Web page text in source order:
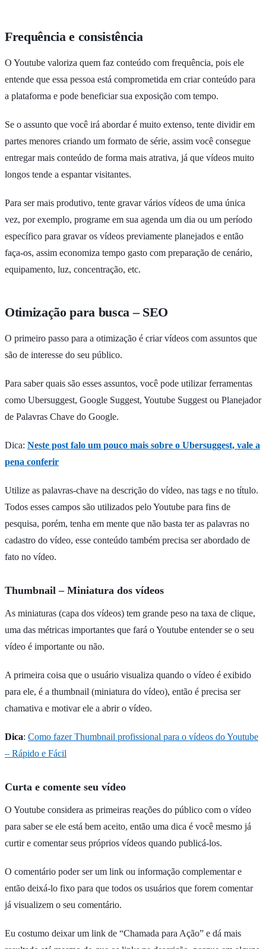
Frequência e consistência
O Youtube valoriza quem faz conteúdo com frequência, pois ele
entende que essa pessoa está comprometida em criar conteúdo para
a plataforma e pode beneficiar sua exposição com tempo.
Se o assunto que você irá abordar é muito extenso, tente dividir em
partes menores criando um formato de série, assim você consegue
entregar mais conteúdo de forma mais atrativa, já que vídeos muito
longos tende a espantar visitantes.
Para ser mais produtivo, tente gravar vários vídeos de uma única
vez, por exemplo, programe em sua agenda um dia ou um período
específico para gravar os vídeos previamente planejados e então
faça-os, assim economiza tempo gasto com preparação de cenário,
equipamento, luz, concentração, etc.
Otimização para busca – SEO
O primeiro passo para a otimização é criar vídeos com assuntos que
são de interesse do seu público.
Para saber quais são esses assuntos, você pode utilizar ferramentas
como Ubersuggest, Google Suggest, Youtube Suggest ou Planejador
de Palavras Chave do Google.
Dica: Neste post falo um pouco mais sobre o Ubersuggest, vale a
pena conferir
Utilize as palavras-chave na descrição do vídeo, nas tags e no título.
Todos esses campos são utilizados pelo Youtube para fins de
pesquisa, porém, tenha em mente que não basta ter as palavras no
cadastro do vídeo, esse conteúdo também precisa ser abordado de
fato no vídeo.
Thumbnail – Miniatura dos vídeos
As miniaturas (capa dos vídeos) tem grande peso na taxa de clique,
uma das métricas importantes que fará o Youtube entender se o seu
vídeo é importante ou não.
A primeira coisa que o usuário visualiza quando o vídeo é exibido
para ele, é a thumbnail (miniatura do vídeo), então é precisa ser
chamativa e motivar ele a abrir o vídeo.
Dica: Como fazer Thumbnail profissional para o vídeos do Youtube
– Rápido e Fácil
Curta e comente seu vídeo
O Youtube considera as primeiras reações do público com o vídeo
para saber se ele está bem aceito, então uma dica é você mesmo já
curtir e comentar seus próprios vídeos quando publicá-los.
O comentário poder ser um link ou informação complementar e
então deixá-lo fixo para que todos os usuários que forem comentar
já visualizem o seu comentário.
Eu costumo deixar um link de “Chamada para Ação” e dá mais